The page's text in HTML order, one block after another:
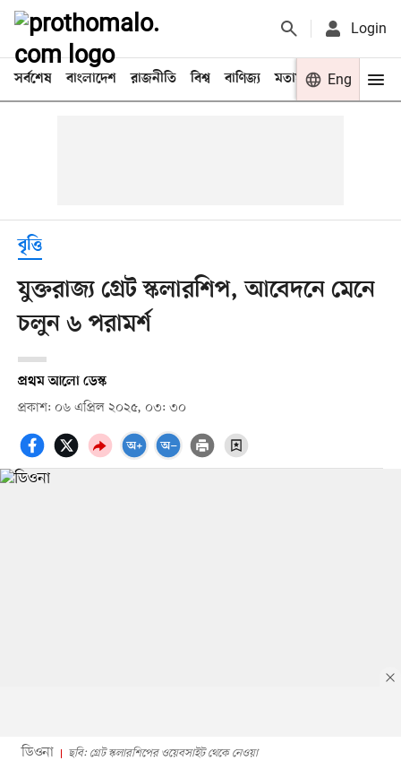
Login
সর্বশেষ বাংলাদেশ রাজনীতি বিশ্ব বাণিজ্য মতামত খেলা
Eng
বৃত্তি
যুক্তরাজ্য গ্রেট স্কলারশিপ, আবেদনে মেনে
চলুন ৬ পরামর্শ
প্রথম আলো ডেস্ক
প্রকাশ: ০৬ এপ্রিল ২০২৫, ০৩: ৩০
ডিওনা ছবি: গ্রেট স্কলারশিপের ওয়েবসাইট থেকে নেওয়া